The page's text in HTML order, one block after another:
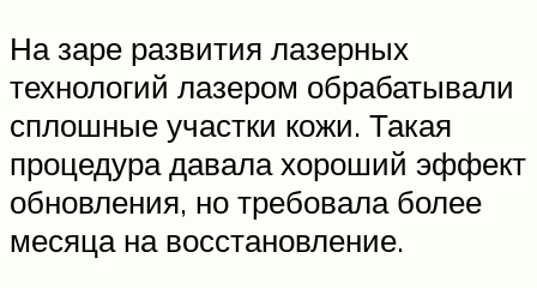
На заре развития лазерных
технологий лазером обрабатывали
сплошные участки кожи. Такая
процедура давала хороший эффект
обновления, но требовала более
месяца на восстановление.